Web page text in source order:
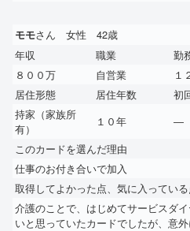
モモさん 女性 42歳
年収
職業 勤
８００万
自営業 １
居住形態
居住年数 初
持家（家族所
有）
１０年 ―
このカードを選んだ理由
仕事のお付き合いで加入
取得してよかった点、気に入ってい
介護のことで、はじめてサービスダ
いと思っていたカードでしたが、意外